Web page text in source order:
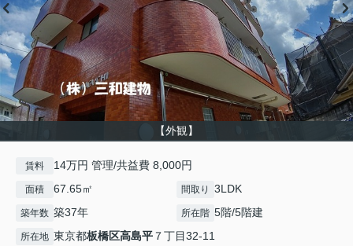
【外観】
賃料 14万円 管理/共益費 8,000円
面積 67.65㎡ 間取り 3LDK
築年数 築37年 所在階 5階/5階建
所在地 東京都板橋区高島平 ７丁目32-11